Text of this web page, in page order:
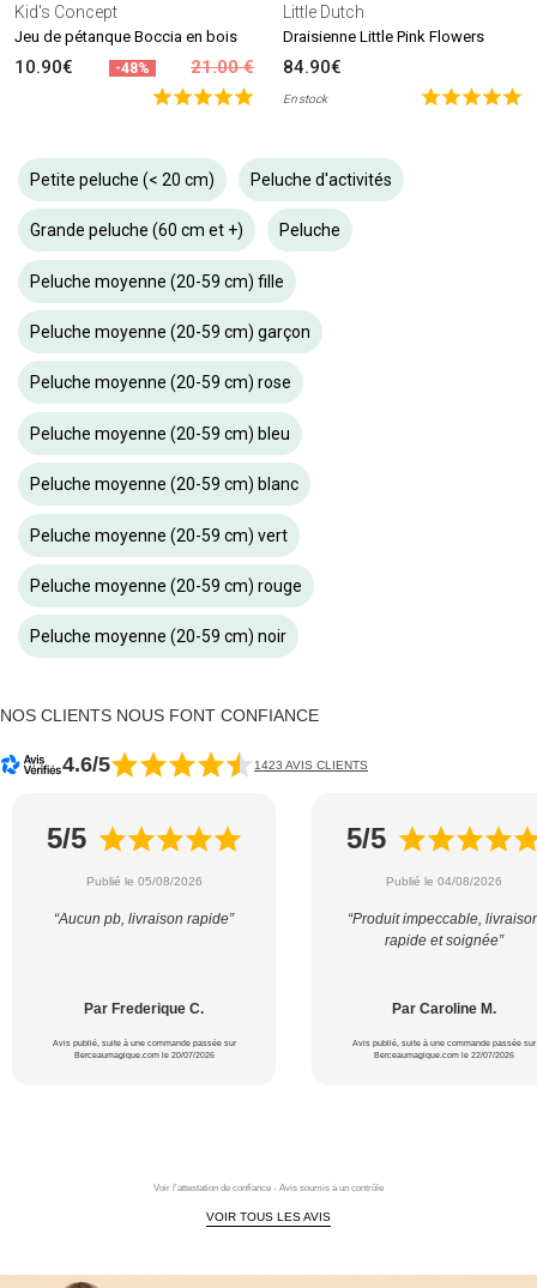
Kid's Concept
Jeu de pétanque Boccia en bois
10.90€ -48% 21.00 €
Little Dutch
Draisienne Little Pink Flowers
84.90€
En stock
Petite peluche (< 20 cm) Peluche d'activités
Grande peluche (60 cm et +) Peluche
Peluche moyenne (20-59 cm) fille
Peluche moyenne (20-59 cm) garçon
Peluche moyenne (20-59 cm) rose
Peluche moyenne (20-59 cm) bleu
Peluche moyenne (20-59 cm) blanc
Peluche moyenne (20-59 cm) vert
Peluche moyenne (20-59 cm) rouge
Peluche moyenne (20-59 cm) noir
NOS CLIENTS NOUS FONT CONFIANCE
4.6/5 1423 AVIS CLIENTS
5/5
Publié le 05/08/2026
“Aucun pb, livraison rapide”
Par Frederique C.
Avis publié, suite à une commande passée sur
Berceaumagique.com le 20/07/2026
5/5
Publié le 04/08/2026
“Produit impeccable,
rapide et soignée”
Par Caroline M.
Avis publié, suite à une commande passée sur
Berceaumagique.com le 22/07/2026
Voir l'attestation de confiance - Avis soumis à un contrôle
VOIR TOUS LES AVIS